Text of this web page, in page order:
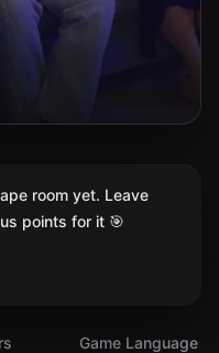
Game Language
room yet. Leave
points for it 🎯